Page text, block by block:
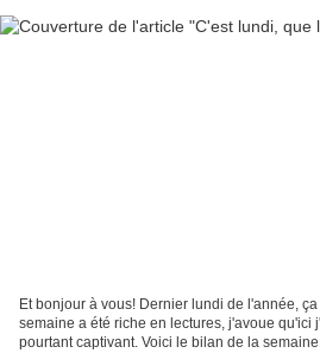
Et bonjour à vous! Dernier lundi de l'année,
semaine a été riche en lectures, j'avoue qu'ici
pourtant captivant. Voici le bilan de la